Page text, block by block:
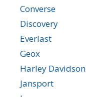
Converse
Discovery
Everlast
Geox
Harley Davidson
Jansport